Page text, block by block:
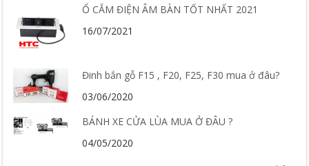
Ổ CẮM ĐIỆN ÂM BÀN TỐT NHẤT 2021
16/07/2021
Đinh bắn gỗ F15 , F20, F25, F30 mua ở đâu?
03/06/2020
BÁNH XE CỬA LÙA MUA Ở ĐÂU ?
04/05/2020